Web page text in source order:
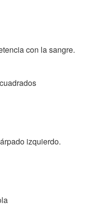
con la sangre.
izquierdo.